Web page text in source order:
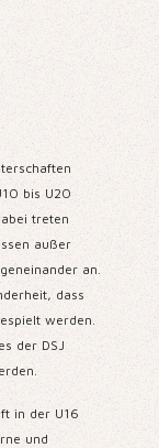
bis U20
treten
außer
an.
dass
werden.
der DSJ
in der U16
und